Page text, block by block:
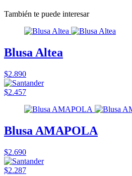
También te puede interesar
Blusa Altea
$2.890
$2.457
Blusa AMAPOLA
$2.690
$2.287